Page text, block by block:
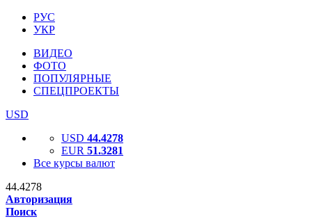
РУС
УКР
ВИДЕО
ФОТО
ПОПУЛЯРНЫЕ
СПЕЦПРОЕКТЫ
USD
USD 44.4278
EUR 51.3281
Все курсы валют
44.4278
Авторизация
Поиск